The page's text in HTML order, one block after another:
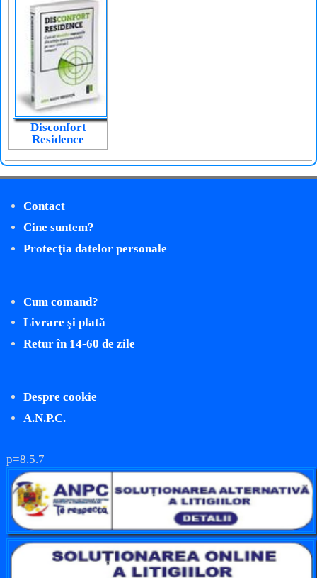
Disconfort
Residence
Contact
Cine suntem?
Protecţia datelor personale
Cum comand?
Livrare şi plată
Retur în 14-60 de zile
Despre cookie
A.N.P.C.
p=8.5.7